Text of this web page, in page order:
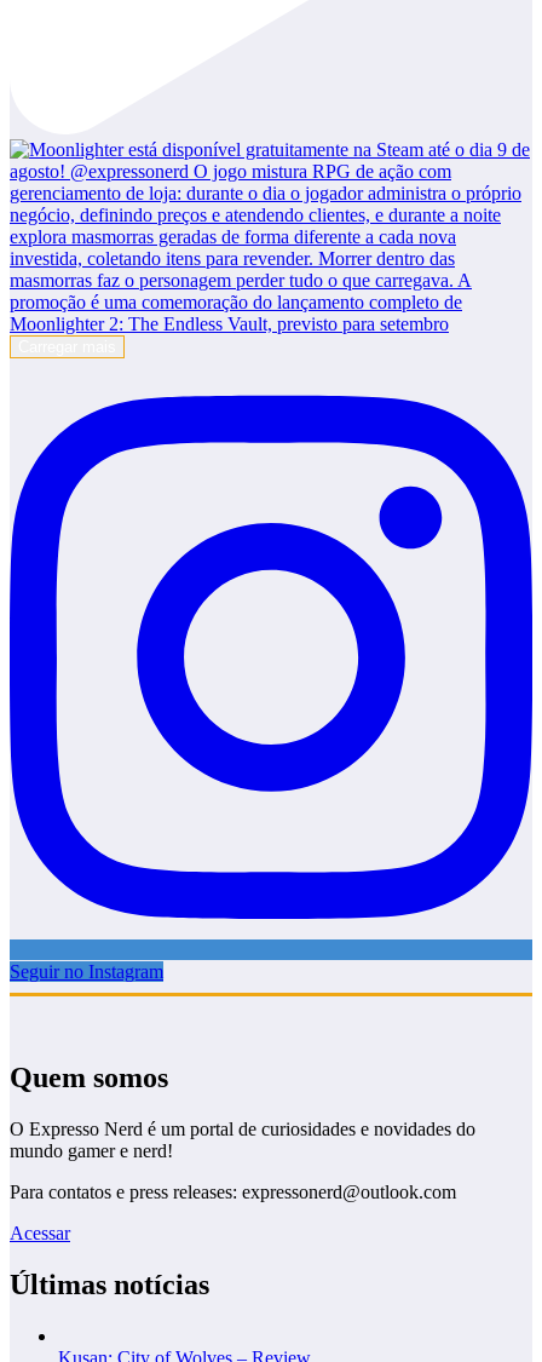
Seguir no Instagram
Quem somos
O Expresso Nerd é um portal de curiosidades e novidades do
mundo gamer e nerd!
Para contatos e press releases: expressonerd@outlook.com
Acessar
Últimas notícias
Kusan: City of Wolves – Review